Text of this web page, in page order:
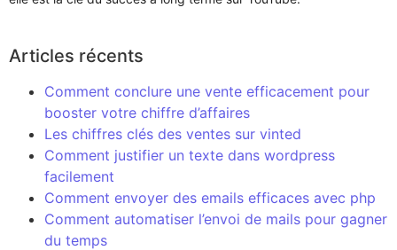
Articles récents
Comment conclure une vente efficacement pour
booster votre chiffre d’affaires
Les chiffres clés des ventes sur vinted
Comment justifier un texte dans wordpress
facilement
Comment envoyer des emails efficaces avec php
Comment automatiser l’envoi de mails pour gagner
du temps